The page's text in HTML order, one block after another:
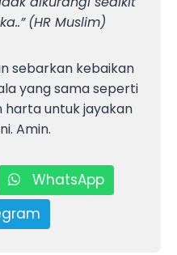
(HR Muslim)
sebarkan kebaikan
yang sama seperti
harta untuk jayakan
Amin.
WhatsApp